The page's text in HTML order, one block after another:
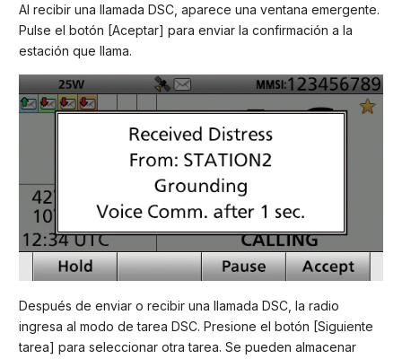
Al recibir una llamada DSC, aparece una ventana emergente.
Pulse el botón [Aceptar] para enviar la confirmación a la
estación que llama.
Después de enviar o recibir una llamada DSC, la radio
ingresa al modo de tarea DSC. Presione el botón [Siguiente
tarea] para seleccionar otra tarea. Se pueden almacenar